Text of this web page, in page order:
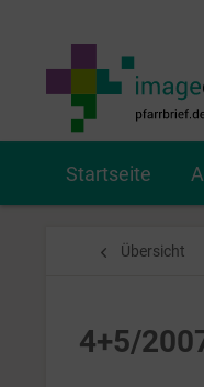
Startseite
Übersicht
4+5/